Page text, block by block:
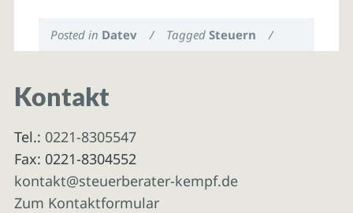
Posted in Datev / TaggedSteuern /
Kontakt
Tel.: 0221-8305547
Fax: 0221-8304552
kontakt@steuerberater-kempf.de
Zum Kontaktformular